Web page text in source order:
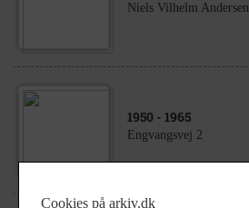
Niels Vilhelm Andersen
1950 - 1965
Engvangsvej 2
Cookies på arkiv.dk